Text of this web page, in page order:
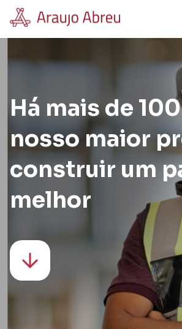
Há mais de
nosso maior
construir um
melhor